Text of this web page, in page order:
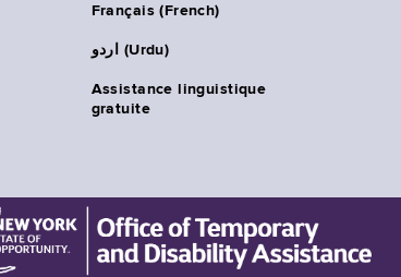
Français (French)
اردو (Urdu)
Assistance linguistique
gratuite